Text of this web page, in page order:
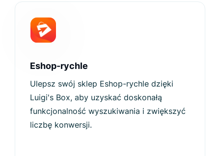
Eshop-rychle
Ulepsz swój sklep Eshop-rychle dzięki
Luigi's Box, aby uzyskać doskonałą
funkcjonalność wyszukiwania i zwiększyć
liczbę konwersji.